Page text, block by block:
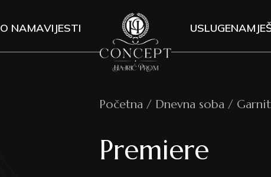
O NAMAVIJESTI USLUGE
Početna / Dnevna soba /
Premiere